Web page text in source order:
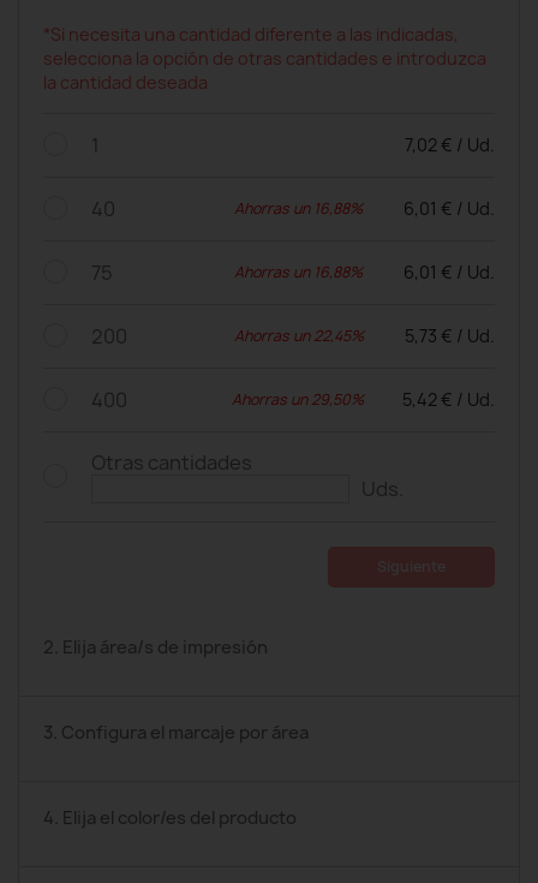
*Si necesita una cantidad diferente a las indicadas,
selecciona la opción de otras cantidades e introduzca
la cantidad deseada
1 7,02 € / Ud.
40 Ahorras un 16,88% 6,01 € / Ud.
75 Ahorras un 16,88% 6,01 € / Ud.
200 Ahorras un 22,45% 5,73 € / Ud.
400 Ahorras un 29,50% 5,42 € / Ud.
Otras cantidades
Uds.
2. Elija área/s de impresión
3. Configura el marcaje por área
4. Elija el color/es del producto